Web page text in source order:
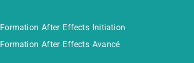
Formation After Effects Initiation
Formation After Effects Avancé